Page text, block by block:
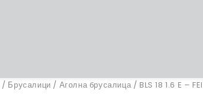
/ Брусалици / Аголна брусалица / BLS 18 1.6 E